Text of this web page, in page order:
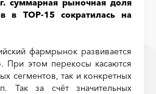
суммарная рыночная доля
в ТОР-15 сократилась на
фармрынок развивается
При этом перекосы касаются
сегментов, так и конкретных
Так за счёт значительных